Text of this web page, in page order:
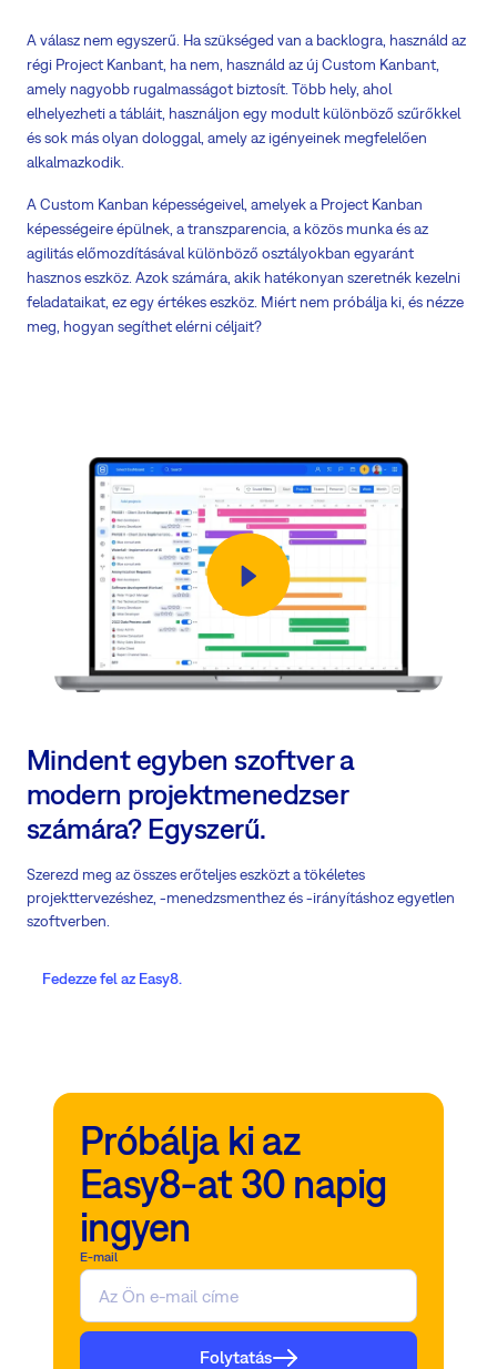
A válasz nem egyszerű. Ha szükséged van a backlogra, használd az
régi Project Kanbant, ha nem, használd az új Custom Kanbant,
amely nagyobb rugalmasságot biztosít. Több hely, ahol
elhelyezheti a tábláit, használjon egy modult különböző szűrőkkel
és sok más olyan dologgal, amely az igényeinek megfelelően
alkalmazkodik.
A Custom Kanban képességeivel, amelyek a Project Kanban
képességeire épülnek, a transzparencia, a közös munka és az
agilitás előmozdításával különböző osztályokban egyaránt
hasznos eszköz. Azok számára, akik hatékonyan szeretnék kezelni
feladataikat, ez egy értékes eszköz. Miért nem próbálja ki, és nézze
meg, hogyan segíthet elérni céljait?
Mindent egyben szoftver a
modern projektmenedzser
számára? Egyszerű.
Szerezd meg az összes erőteljes eszközt a tökéletes
projekttervezéshez, -menedzsmenthez és -irányításhoz egyetlen
szoftverben.
Fedezze fel az Easy8.
Próbálja ki az
Easy8-at 30 napig
ingyen
E-mail
Folytatás